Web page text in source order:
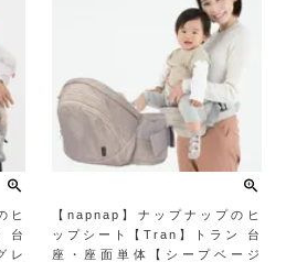
ヒ
台
レ
【napnap】ナップナップのヒ
ップシート【Tran】トラン 台
座・座面単体【シープベージ